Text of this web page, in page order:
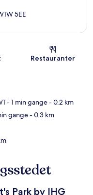
5EE
Restauranter
- 1 min gange- 0.2 km
gange- 0.3 km
Park by IHG